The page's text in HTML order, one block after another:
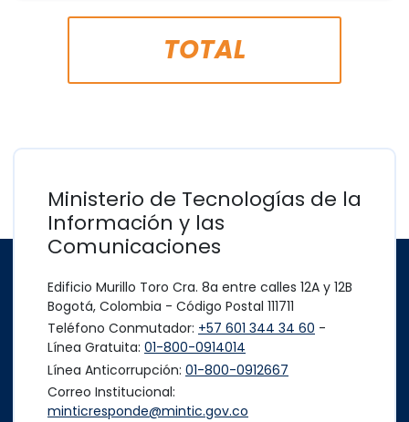
TOTAL
Ministerio de Tecnologías de la
Información y las
Comunicaciones
Edificio Murillo Toro Cra. 8a entre calles 12A y 12B
Bogotá, Colombia - Código Postal 111711
Teléfono Conmutador: +57 601 344 34 60 -
Línea Gratuita: 01-800-0914014
Línea Anticorrupción: 01-800-0912667
Correo Institucional:
minticresponde@mintic.gov.co